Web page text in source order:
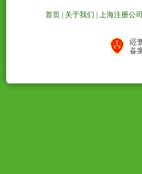
首页 关于我们 上海注册公司